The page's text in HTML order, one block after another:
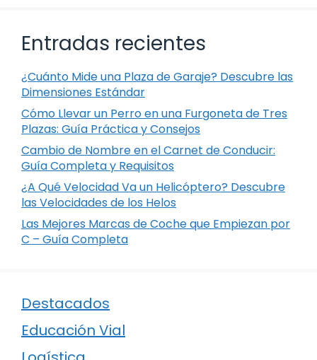
Entradas recientes
¿Cuánto Mide una Plaza de Garaje? Descubre las
Dimensiones Estándar
Cómo Llevar un Perro en una Furgoneta de Tres
Plazas: Guía Práctica y Consejos
Cambio de Nombre en el Carnet de Conducir:
Guía Completa y Requisitos
¿A Qué Velocidad Va un Helicóptero? Descubre
las Velocidades de los Helos
Las Mejores Marcas de Coche que Empiezan por
C – Guía Completa
Destacados
Educación Vial